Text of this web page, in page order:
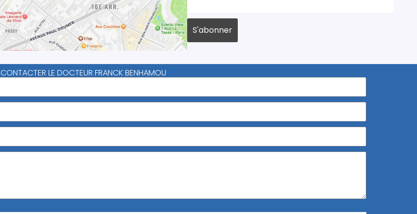
CONTACTER LE DOCTEUR FRANCK BENHAMOU